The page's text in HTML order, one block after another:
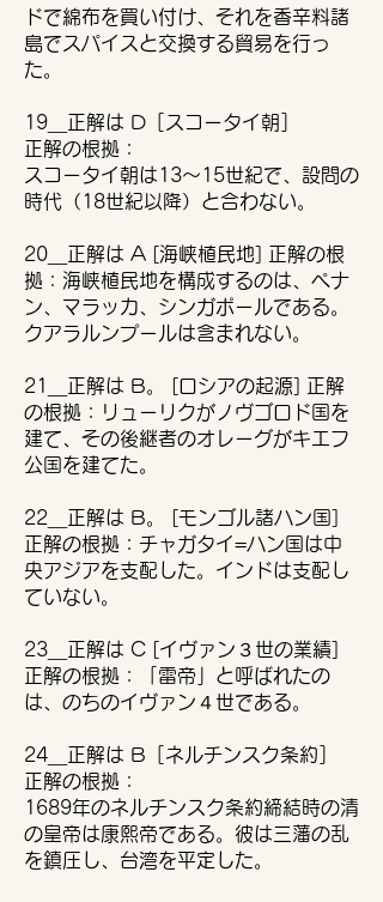
ドで綿布を買い付け、それを香辛料諸
島でスパイスと交換する貿易を行っ
た。
19＿正解は D［スコータイ朝］
正解の根拠：
スコータイ朝は13〜15世紀で、設問の
時代（18世紀以降）と合わない。
20＿正解は A [海峡植民地] 正解の根
拠：海峡植民地を構成するのは、ペナ
ン、マラッカ、シンガポールである。
クアラルンプールは含まれない。
21＿正解は B。 [ロシアの起源] 正解
の根拠：リューリクがノヴゴロド国を
建て、その後継者のオレーグがキエフ
公国を建てた。
22＿正解は B。 [モンゴル諸ハン国]
正解の根拠：チャガタイ=ハン国は中
央アジアを支配した。インドは支配し
ていない。
23＿正解は C [イヴァン３世の業績]
正解の根拠：「雷帝」と呼ばれたの
は、のちのイヴァン４世である。
24＿正解は B［ネルチンスク条約］
正解の根拠：
1689年のネルチンスク条約締結時の清
の皇帝は康熙帝である。彼は三藩の乱
を鎮圧し、台湾を平定した。